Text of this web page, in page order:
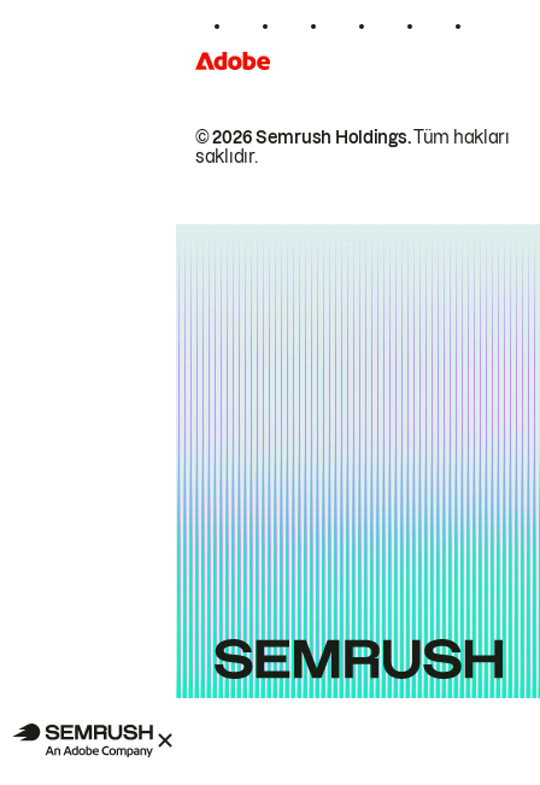
© 2026 Semrush Holdings.Tüm hakları
saklıdır.